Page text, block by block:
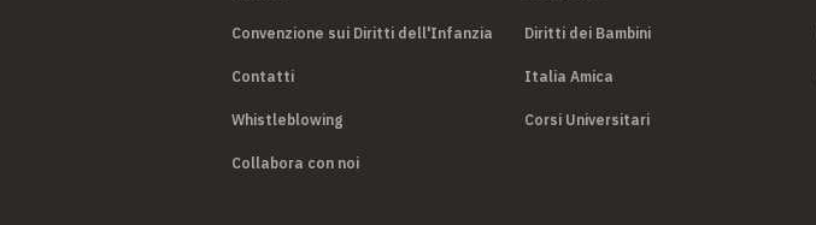
Convenzione sui Diritti dell'Infanzia
Contatti
Whistleblowing
Collabora con noi
Diritti dei Bambini
Italia Amica
Corsi Universitari